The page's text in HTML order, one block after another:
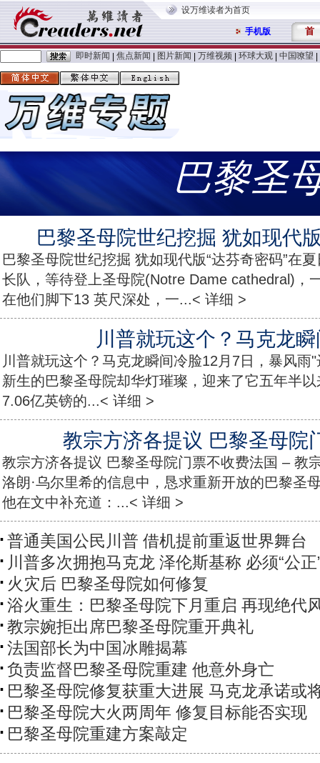
设万维读者为首页
手机版 首
即时新闻 焦点新闻 图片新闻 万维视频 环球大观 中国嘹望
巴黎圣
巴黎圣母院世纪挖掘 犹如现代
巴黎圣母院世纪挖掘 犹如现代版“达芬奇密码”在
长队，等待登上圣母院(Notre Dame cathedral)，
在他们脚下13 英尺深处，一...< 详细 >
川普就玩这个？马克龙
川普就玩这个？马克龙瞬间冷脸12月7日，暴风雨
新生的巴黎圣母院却华灯璀璨，迎来了它五年半
7.06亿英镑的...< 详细 >
教宗方济各提议 巴黎圣母院
教宗方济各提议 巴黎圣母院门票不收费法国 – 教
洛朗·乌尔里希的信息中，恳求重新开放的巴黎圣
他在文中补充道：...< 详细 >
普通美国公民川普 借机提前重返世界舞台
川普多次拥抱马克龙 泽伦斯基称 必须“公正
火灾后 巴黎圣母院如何修复
浴火重生：巴黎圣母院下月重启 再现绝代
教宗婉拒出席巴黎圣母院重开典礼
法国部长为中国冰雕揭幕
负责监督巴黎圣母院重建 他意外身亡
巴黎圣母院修复获重大进展 马克龙承诺或
巴黎圣母院大火两周年 修复目标能否实现
巴黎圣母院重建方案敲定